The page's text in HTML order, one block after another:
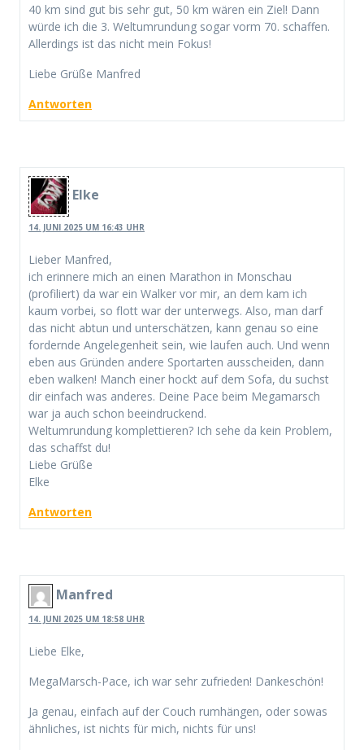
40 km sind gut bis sehr gut, 50 km wären ein Ziel! Dann
würde ich die 3. Weltumrundung sogar vorm 70. schaffen.
Allerdings ist das nicht mein Fokus!
Liebe Grüße Manfred
Antworten
Elke
14. JUNI 2025 UM 16:43 UHR
Lieber Manfred,
ich erinnere mich an einen Marathon in Monschau
(profiliert) da war ein Walker vor mir, an dem kam ich
kaum vorbei, so flott war der unterwegs. Also, man darf
das nicht abtun und unterschätzen, kann genau so eine
fordernde Angelegenheit sein, wie laufen auch. Und wenn
eben aus Gründen andere Sportarten ausscheiden, dann
eben walken! Manch einer hockt auf dem Sofa, du suchst
dir einfach was anderes. Deine Pace beim Megamarsch
war ja auch schon beeindruckend.
Weltumrundung komplettieren? Ich sehe da kein Problem,
das schaffst du!
Liebe Grüße
Elke
Antworten
Manfred
14. JUNI 2025 UM 18:58 UHR
Liebe Elke,
MegaMarsch-Pace, ich war sehr zufrieden! Dankeschön!
Ja genau, einfach auf der Couch rumhängen, oder sowas
ähnliches, ist nichts für mich, nichts für uns!